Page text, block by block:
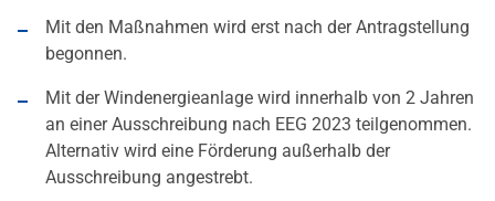
Mit den Maßnahmen wird erst nach der Antragstellung
begonnen.
Mit der Windenergieanlage wird innerhalb von 2 Jahren
an einer Ausschreibung nach EEG 2023 teilgenommen.
Alternativ wird eine Förderung außerhalb der
Ausschreibung angestrebt.